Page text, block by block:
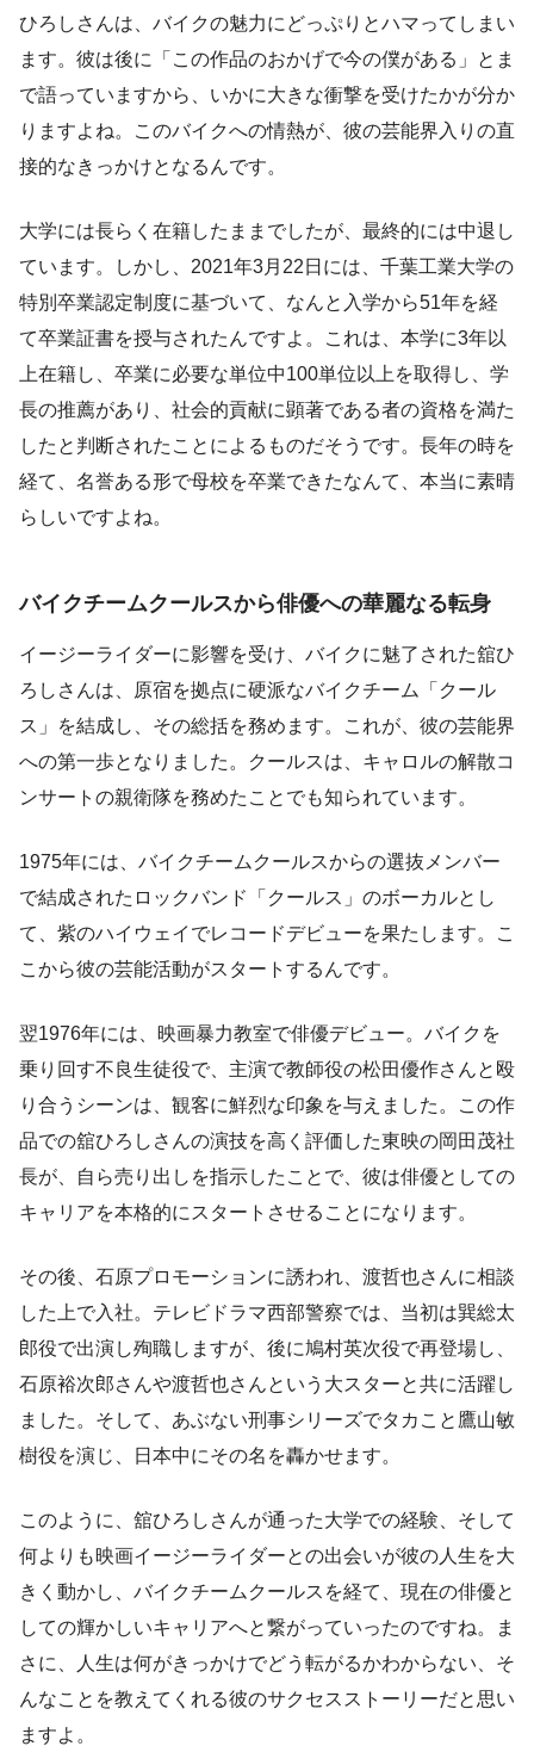
ひろしさんは、バイクの魅力にどっぷりとハマってしまい
ます。彼は後に「この作品のおかげで今の僕がある」とま
で語っていますから、いかに大きな衝撃を受けたかが分か
りますよね。このバイクへの情熱が、彼の芸能界入りの直
接的なきっかけとなるんです。
大学には長らく在籍したままでしたが、最終的には中退し
ています。しかし、2021年3月22日には、千葉工業大学の
特別卒業認定制度に基づいて、なんと入学から51年を経
て卒業証書を授与されたんですよ。これは、本学に3年以
上在籍し、卒業に必要な単位中100単位以上を取得し、学
長の推薦があり、社会的貢献に顕著である者の資格を満た
したと判断されたことによるものだそうです。長年の時を
経て、名誉ある形で母校を卒業できたなんて、本当に素晴
らしいですよね。
バイクチームクールスから俳優への華麗なる転身
イージーライダーに影響を受け、バイクに魅了された舘ひ
ろしさんは、原宿を拠点に硬派なバイクチーム「クール
ス」を結成し、その総括を務めます。これが、彼の芸能界
への第一歩となりました。クールスは、キャロルの解散コ
ンサートの親衛隊を務めたことでも知られています。
1975年には、バイクチームクールスからの選抜メンバー
で結成されたロックバンド「クールス」のボーカルとし
て、紫のハイウェイでレコードデビューを果たします。こ
こから彼の芸能活動がスタートするんです。
翌1976年には、映画暴力教室で俳優デビュー。バイクを
乗り回す不良生徒役で、主演で教師役の松田優作さんと殴
り合うシーンは、観客に鮮烈な印象を与えました。この作
品での舘ひろしさんの演技を高く評価した東映の岡田茂社
長が、自ら売り出しを指示したことで、彼は俳優としての
キャリアを本格的にスタートさせることになります。
その後、石原プロモーションに誘われ、渡哲也さんに相談
した上で入社。テレビドラマ西部警察では、当初は巽総太
郎役で出演し殉職しますが、後に鳩村英次役で再登場し、
石原裕次郎さんや渡哲也さんという大スターと共に活躍し
ました。そして、あぶない刑事シリーズでタカこと鷹山敏
樹役を演じ、日本中にその名を轟かせます。
このように、舘ひろしさんが通った大学での経験、そして
何よりも映画イージーライダーとの出会いが彼の人生を大
きく動かし、バイクチームクールスを経て、現在の俳優と
しての輝かしいキャリアへと繋がっていったのですね。ま
さに、人生は何がきっかけでどう転がるかわからない、そ
んなことを教えてくれる彼のサクセスストーリーだと思い
ますよ。